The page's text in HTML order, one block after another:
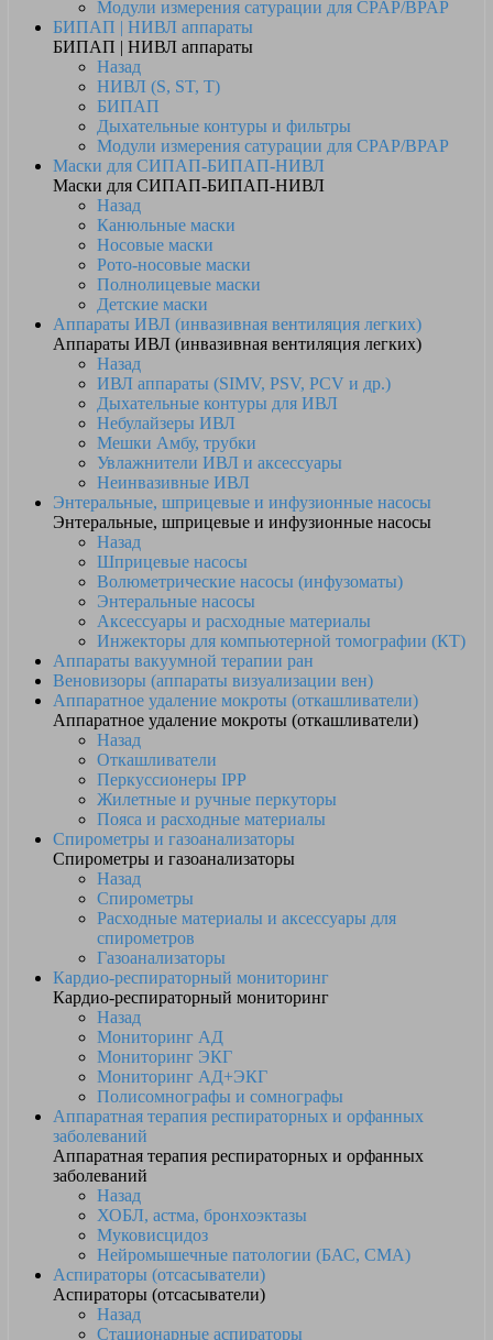
Модули измерения сатурации для CPAP/BPAP
БИПАП | НИВЛ аппараты
БИПАП | НИВЛ аппараты
Назад
НИВЛ (S, ST, T)
БИПАП
Дыхательные контуры и фильтры
Модули измерения сатурации для CPAP/BPAP
Маски для СИПАП-БИПАП-НИВЛ
Маски для СИПАП-БИПАП-НИВЛ
Назад
Канюльные маски
Носовые маски
Рото-носовые маски
Полнолицевые маски
Детские маски
Аппараты ИВЛ (инвазивная вентиляция легких)
Аппараты ИВЛ (инвазивная вентиляция легких)
Назад
ИВЛ аппараты (SIMV, PSV, PCV и др.)
Дыхательные контуры для ИВЛ
Небулайзеры ИВЛ
Мешки Амбу, трубки
Увлажнители ИВЛ и аксессуары
Неинвазивные ИВЛ
Энтеральные, шприцевые и инфузионные насосы
Энтеральные, шприцевые и инфузионные насосы
Назад
Шприцевые насосы
Волюметрические насосы (инфузоматы)
Энтеральные насосы
Аксессуары и расходные материалы
Инжекторы для компьютерной томографии (КТ)
Аппараты вакуумной терапии ран
Веновизоры (аппараты визуализации вен)
Аппаратное удаление мокроты (откашливатели)
Аппаратное удаление мокроты (откашливатели)
Назад
Откашливатели
Перкуссионеры IPP
Жилетные и ручные перкуторы
Пояса и расходные материалы
Спирометры и газоанализаторы
Спирометры и газоанализаторы
Назад
Спирометры
Расходные материалы и аксессуары для
спирометров
Газоанализаторы
Кардио-респираторный мониторинг
Кардио-респираторный мониторинг
Назад
Мониторинг АД
Мониторинг ЭКГ
Мониторинг АД+ЭКГ
Полисомнографы и сомнографы
Аппаратная терапия респираторных и орфанных
заболеваний
Аппаратная терапия респираторных и орфанных
заболеваний
Назад
ХОБЛ, астма, бронхоэктазы
Муковисцидоз
Нейромышечные патологии (БАС, СМА)
Аспираторы (отсасыватели)
Аспираторы (отсасыватели)
Назад
Стационарные аспираторы